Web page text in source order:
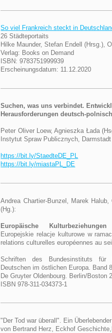
So viel Frankreich steckt in
26 Städteportaits
Hilke Maunder, Stefan Endell (Hrsg.),
Verlag: Books on Demand
ISBN: 9783751999939
Erscheinungsdatum: 11.12.2020
Suchen, was uns verbindet.
Herausforderungen deutsch-
Peter Oliver Loew, Agnieszka Łada
Instytut Spraw Publicznych,
https://bit.ly/StaedteDE_PL
https://bit.ly/miastaPL_DE
Andrea Chartier-Bunzel, Marek
(Hg.):
Europäische
Europejskie relacje kulturowe w
relations culturelles européennes au
Schriften des Bundesinstituts
Deutschen im östlichen Europa. Band
De Gruyter Oldenbourg. Berlin/Boston
ISBN 978-311-034373-1
"Der Tod war überall". Ein
von Bertrand Herz, Eckhof